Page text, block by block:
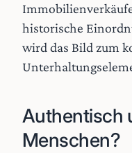
historische
wird das Bild zum
Authentisch
Menschen?